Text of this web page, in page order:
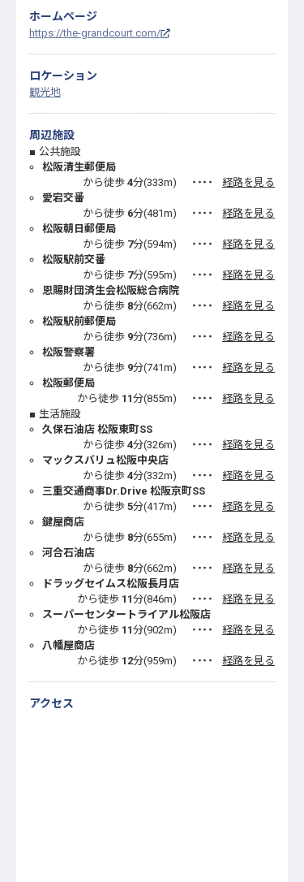
ホームページ
https://the-grandcourt.com/
ロケーション
観光地
周辺施設
公共施設
松阪清生郵便局
から徒歩 4分(333m) ・・・・
経路を見る
愛宕交番
から徒歩 6分(481m) ・・・・
経路を見る
松阪朝日郵便局
から徒歩 7分(594m) ・・・・
経路を見る
松阪駅前交番
から徒歩 7分(595m) ・・・・
経路を見る
恩賜財団済生会松阪総合病院
から徒歩 8分(662m) ・・・・
経路を見る
松阪駅前郵便局
から徒歩 9分(736m) ・・・・
経路を見る
松阪警察署
から徒歩 9分(741m) ・・・・
経路を見る
松阪郵便局
から徒歩 11分(855m) ・・・・
経路を見る
生活施設
久保石油店 松阪東町SS
から徒歩 4分(326m) ・・・・
経路を見る
マックスバリュ松阪中央店
から徒歩 4分(332m) ・・・・
経路を見る
三重交通商事Dr.Drive 松阪京町SS
から徒歩 5分(417m) ・・・・
経路を見る
鍵屋商店
から徒歩 8分(655m) ・・・・
経路を見る
河合石油店
から徒歩 8分(662m) ・・・・
経路を見る
ドラッグセイムス松阪長月店
から徒歩 11分(846m) ・・・・
経路を見る
スーパーセンタートライアル松阪店
から徒歩 11分(902m) ・・・・
経路を見る
八幡屋商店
から徒歩 12分(959m) ・・・・ 経路を見る
アクセス